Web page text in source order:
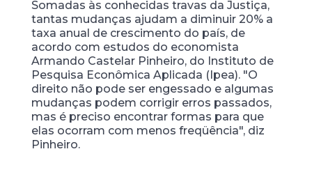
Somadas às conhecidas travas da Justiça,
tantas mudanças ajudam a diminuir 20% a
taxa anual de crescimento do país, de
acordo com estudos do economista
Armando Castelar Pinheiro, do Instituto de
Pesquisa Econômica Aplicada (Ipea). "O
direito não pode ser engessado e algumas
mudanças podem corrigir erros passados,
mas é preciso encontrar formas para que
elas ocorram com menos freqüência", diz
Pinheiro.